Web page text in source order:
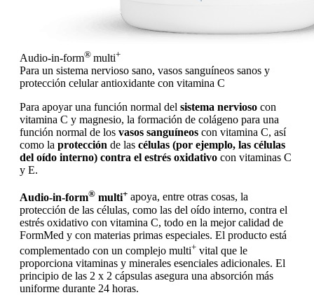
Audio-in-form® multi+
Para un sistema nervioso sano, vasos sanguíneos sanos y
protección celular antioxidante con vitamina C
Para apoyar una función normal del sistema nervioso con
vitamina C y magnesio, la formación de colágeno para una
función normal de los vasos sanguíneos con vitamina C, así
como la protección de las células (por ejemplo, las células
del oído interno) contra el estrés oxidativo con vitaminas C
y E.
Audio-in-form® multi+ apoya, entre otras cosas, la
protección de las células, como las del oído interno, contra el
estrés oxidativo con vitamina C, todo en la mejor calidad de
FormMed y con materias primas especiales. El producto está
complementado con un complejo multi+ vital que le
proporciona vitaminas y minerales esenciales adicionales. El
principio de las 2 x 2 cápsulas asegura una absorción más
uniforme durante 24 horas.